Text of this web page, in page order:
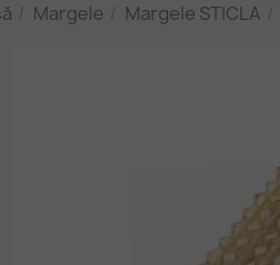
Margele Margele STICLA